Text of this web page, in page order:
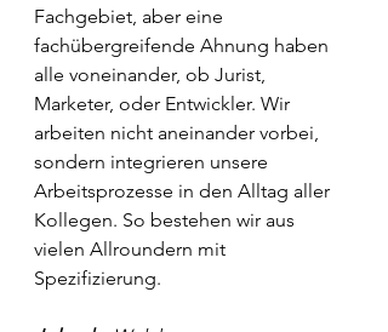
Fachgebiet, aber eine
fachübergreifende Ahnung haben
alle voneinander, ob Jurist,
Marketer, oder Entwickler. Wir
arbeiten nicht aneinander vorbei,
sondern integrieren unsere
Arbeitsprozesse in den Alltag aller
Kollegen. So bestehen wir aus
vielen Allroundern mit
Spezifizierung.